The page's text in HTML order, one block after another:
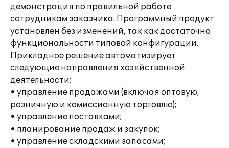
демонстрация по правильной работе
сотрудникам заказчика. Программный продукт
установлен без изменений, так как достаточно
функциональности типовой конфигурации.
Прикладное решение автоматизирует
следующие направления хозяйственной
деятельности:
• управление продажами (включая оптовую,
розничную и комиссионную торговлю);
• управление поставками;
• планирование продаж и закупок;
• управление складскими запасами;